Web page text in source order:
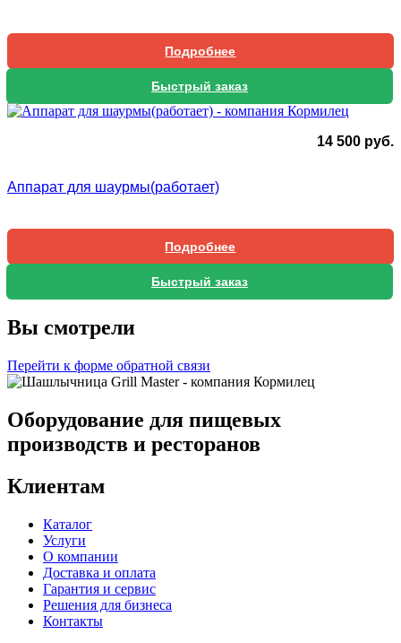
Подробнее
Быстрый заказ
14 500 руб.
Аппарат для шаурмы(работает)
Подробнее
Быстрый заказ
Вы смотрели
Перейти к форме обратной связи
Оборудование для пищевых
производств и ресторанов
Клиентам
Каталог
Услуги
О компании
Доставка и оплата
Гарантия и сервис
Решения для бизнеса
Контакты